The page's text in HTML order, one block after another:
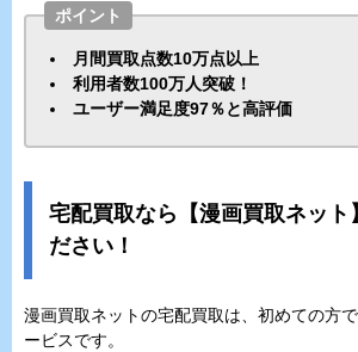
ポイント
月間買取点数10万点以上
利用者数100万人突破！
ユーザー満足度97％と高評価
宅配買取なら【漫画買取ネット
ださい！
漫画買取ネットの宅配買取は、初めての方
ービスです。